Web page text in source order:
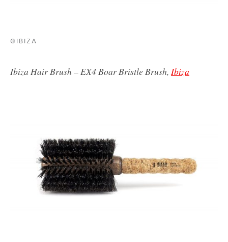
©IBIZA
Ibiza Hair Brush – EX4 Boar Bristle Brush, Ibiza